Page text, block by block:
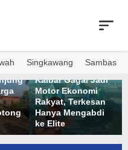
Singkawang Sambas
Pengamat: Bank
Kalbar Gagal Jadi
Motor Ekonomi
Rakyat, Terkesan
Hanya Mengabdi
ke Elite